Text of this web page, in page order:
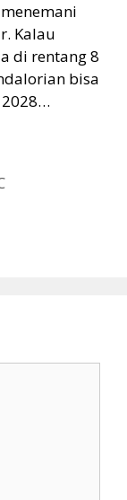
Kalau
di rentang 8
bisa